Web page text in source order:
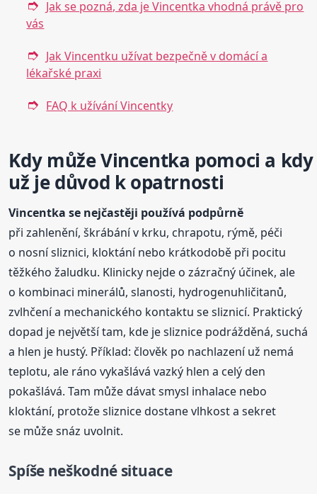
Jak se pozná, zda je Vincentka vhodná právě pro
vás
Jak Vincentku užívat bezpečně v domácí a
lékařské praxi
FAQ k užívání Vincentky
Kdy může Vincentka pomoci a kdy
už je důvod k opatrnosti
Vincentka se nejčastěji používá podpůrně
při zahlenění, škrábání v krku, chrapotu, rýmě, péči
o nosní sliznici, kloktání nebo krátkodobě při pocitu
těžkého žaludku. Klinicky nejde o zázračný účinek, ale
o kombinaci minerálů, slanosti, hydrogenuhličitanů,
zvlhčení a mechanického kontaktu se sliznicí. Praktický
dopad je největší tam, kde je sliznice podrážděná, suchá
a hlen je hustý. Příklad: člověk po nachlazení už nemá
teplotu, ale ráno vykašlává vazký hlen a celý den
pokašlává. Tam může dávat smysl inhalace nebo
kloktání, protože sliznice dostane vlhkost a sekret
se může snáz uvolnit.
Spíše neškodné situace